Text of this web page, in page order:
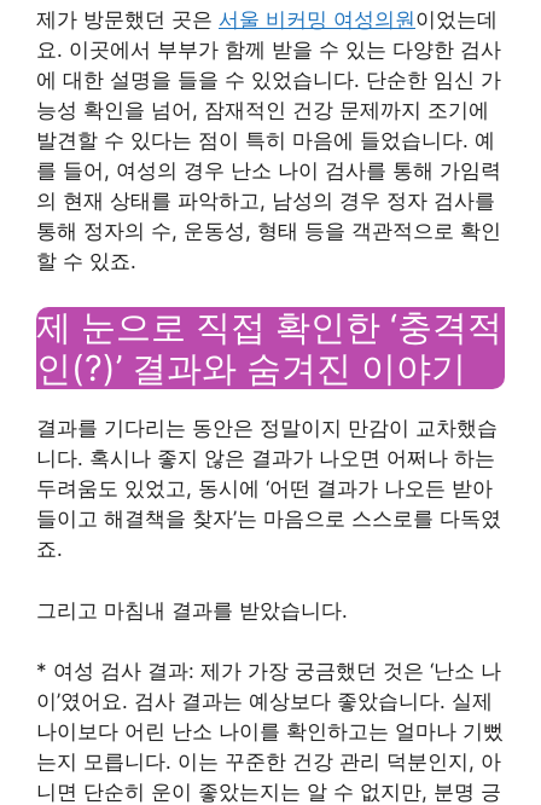
제가 방문했던 곳은 서울 비커밍 여성의원이었는데
요. 이곳에서 부부가 함께 받을 수 있는 다양한 검사
에 대한 설명을 들을 수 있었습니다. 단순한 임신 가
능성 확인을 넘어, 잠재적인 건강 문제까지 조기에
발견할 수 있다는 점이 특히 마음에 들었습니다. 예
를 들어, 여성의 경우 난소 나이 검사를 통해 가임력
의 현재 상태를 파악하고, 남성의 경우 정자 검사를
통해 정자의 수, 운동성, 형태 등을 객관적으로 확인
할 수 있죠.
제 눈으로 직접 확인한 ‘충격적
인(?)’ 결과와 숨겨진 이야기
결과를 기다리는 동안은 정말이지 만감이 교차했습
니다. 혹시나 좋지 않은 결과가 나오면 어쩌나 하는
두려움도 있었고, 동시에 ‘어떤 결과가 나오든 받아
들이고 해결책을 찾자’는 마음으로 스스로를 다독였
죠.
그리고 마침내 결과를 받았습니다.
* 여성 검사 결과: 제가 가장 궁금했던 것은 ‘난소 나
이’였어요. 검사 결과는 예상보다 좋았습니다. 실제
나이보다 어린 난소 나이를 확인하고는 얼마나 기뻤
는지 모릅니다. 이는 꾸준한 건강 관리 덕분인지, 아
니면 단순히 운이 좋았는지는 알 수 없지만, 분명 긍